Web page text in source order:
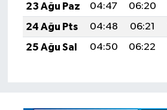
23 Ağu Paz
04:47 06:20
24 Ağu Pts
04:48 06:21
25 Ağu Sal
04:50 06:22